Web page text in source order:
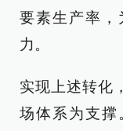
要素生产率，
力。
实现上述转化
场体系为支撑